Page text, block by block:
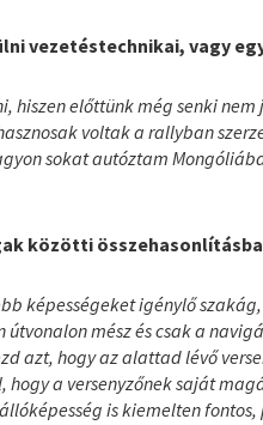
vezetéstechnikai, vagy
hiszen előttünk még senki
voltak a rallyban
sokat autóztam
közötti
képességeket igénylő
mész és csak a
azt, hogy az alattad lévő
hogy a versenyzőnek saját
is kiemelten fontos,